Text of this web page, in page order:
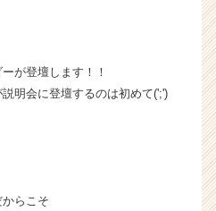
が登壇します！！
明会に登壇するのは初めて(';')
らこそ